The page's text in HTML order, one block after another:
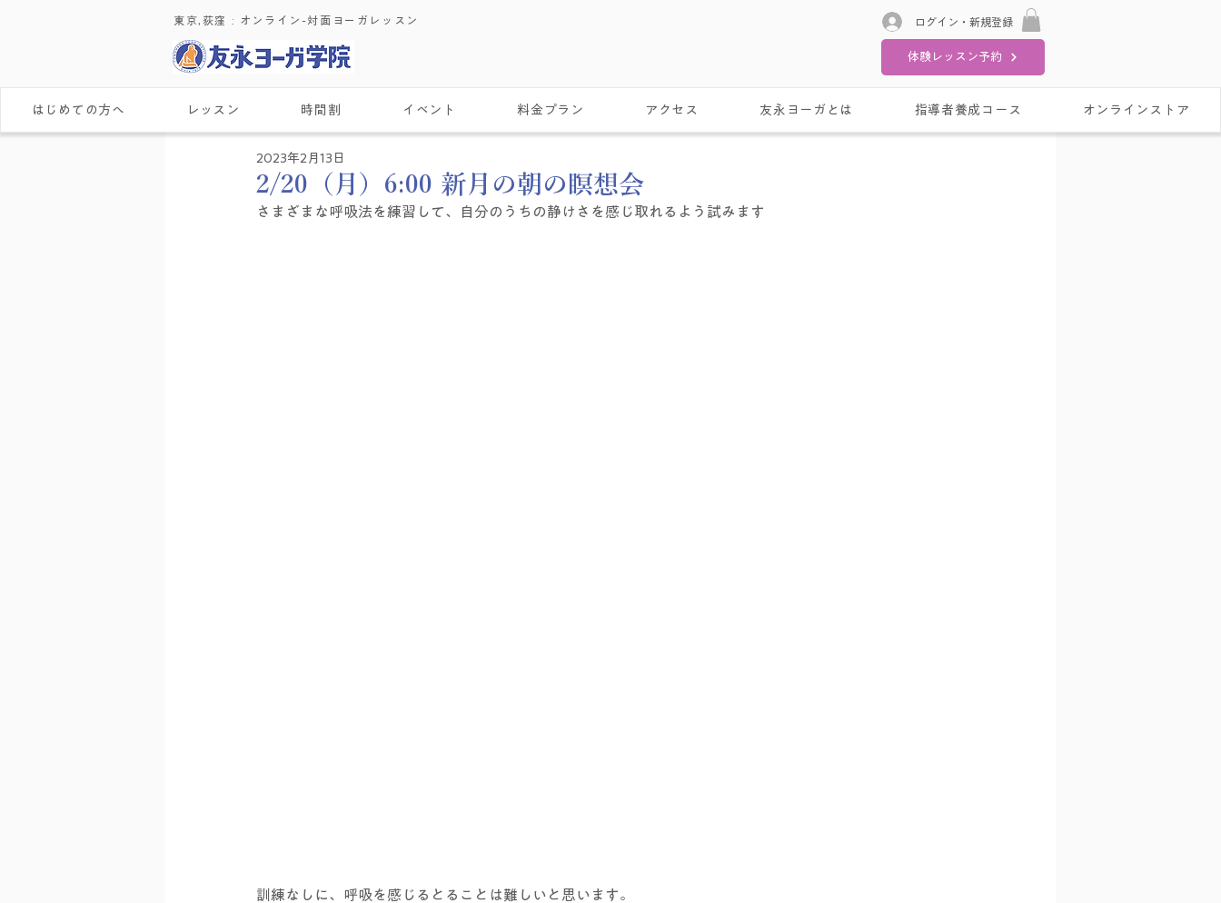
東京,荻窪 : ​オンライン-対面ヨーガレッスン ログイン・新規登録
体験レッスン予約
はじめての方へ レッスン 時間割 イベント 料金プラン アクセス 友永ヨーガとは 指導者養成コース オンラインストア
2/20（月）6:00 新月の朝の瞑想会
2023年2月13日
さまざまな呼吸法を練習して、自分のうちの静けさを感じ取れるよう試みます
訓練なしに、呼吸を感じるとることは難しいと思います。